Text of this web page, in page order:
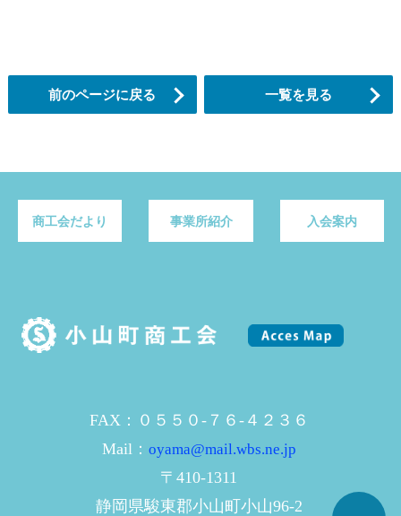
前のページに戻る 一覧を見る
商工会だより 事業所紹介 入会案内
FAX：０５５０-７６-４２３６
Mail： oyama@mail.wbs.ne.jp
〒410-1311
静岡県駿東郡小山町小山96-2